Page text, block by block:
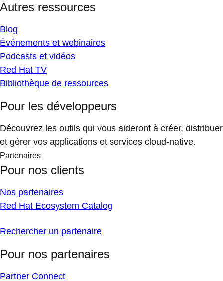
Autres ressources
Blog
Événements et webinaires
Podcasts et vidéos
Red Hat TV
Bibliothèque de ressources
Pour les développeurs
Découvrez les outils qui vous aideront à créer, distribuer
et gérer vos applications et services cloud-native.
Partenaires
Pour nos clients
Nos partenaires
Red Hat Ecosystem Catalog
Rechercher un partenaire
Pour nos partenaires
Partner Connect